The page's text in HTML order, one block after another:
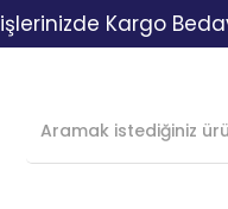
Kargo Bedava!